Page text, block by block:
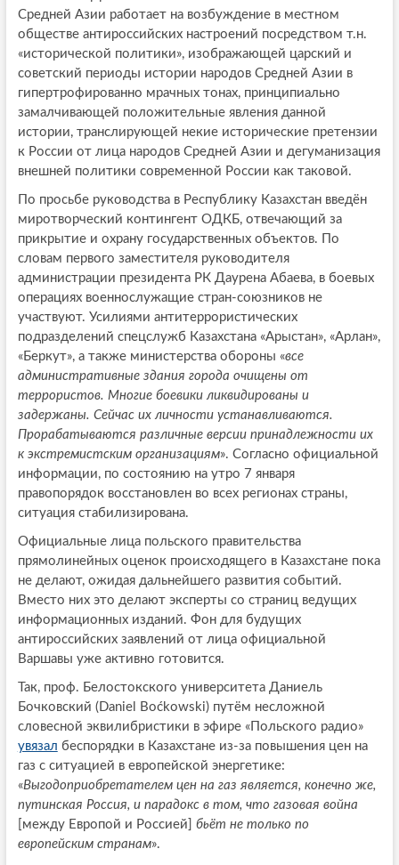
Средней Азии работает на возбуждение в местном
обществе антироссийских настроений посредством т.н.
«исторической политики», изображающей царский и
советский периоды истории народов Средней Азии в
гипертрофированно мрачных тонах, принципиально
замалчивающей положительные явления данной
истории, транслирующей некие исторические претензии
к России от лица народов Средней Азии и дегуманизация
внешней политики современной России как таковой.
По просьбе руководства в Республику Казахстан введён
миротворческий контингент ОДКБ, отвечающий за
прикрытие и охрану государственных объектов. По
словам первого заместителя руководителя
администрации президента РК Даурена Абаева, в боевых
операциях военнослужащие стран-союзников не
участвуют. Усилиями антитеррористических
подразделений спецслужб Казахстана «Арыстан», «Арлан»,
«Беркут», а также министерства обороны «все
административные здания города очищены от
террористов. Многие боевики ликвидированы и
задержаны. Сейчас их личности устанавливаются.
Прорабатываются различные версии принадлежности их
к экстремистским организациям». Согласно официальной
информации, по состоянию на утро 7 января
правопорядок восстановлен во всех регионах страны,
ситуация стабилизирована.
Официальные лица польского правительства
прямолинейных оценок происходящего в Казахстане пока
не делают, ожидая дальнейшего развития событий.
Вместо них это делают эксперты со страниц ведущих
информационных изданий. Фон для будущих
антироссийских заявлений от лица официальной
Варшавы уже активно готовится.
Так, проф. Белостокского университета Даниель
Бочковский (Daniel Boćkowski) путём несложной
словесной эквилибристики в эфире «Польского радио»
увязал беспорядки в Казахстане из-за повышения цен на
газ с ситуацией в европейской энергетике:
«Выгодоприобретателем цен на газ является, конечно же,
путинская Россия, и парадокс в том, что газовая война
[между Европой и Россией] бьёт не только по
европейским странам».